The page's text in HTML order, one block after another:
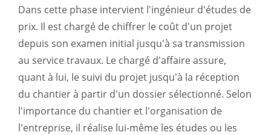
Dans cette phase intervient l'ingénieur d'études de
prix. Il est chargé de chiffrer le coût d'un projet
depuis son examen initial jusqu'à sa transmission
au service travaux. Le chargé d'affaire assure,
quant à lui, le suivi du projet jusqu'à la réception
du chantier à partir d'un dossier sélectionné. Selon
l'importance du chantier et l'organisation de
l'entreprise, il réalise lui-même les études ou les